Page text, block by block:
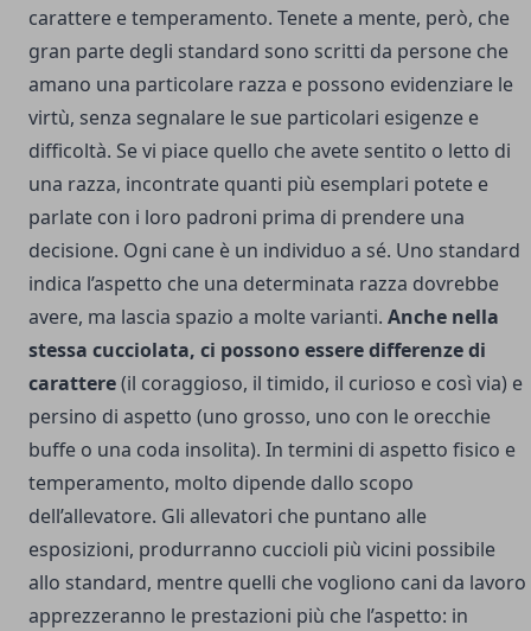
carattere e temperamento. Tenete a mente, però, che
gran parte degli standard sono scritti da persone che
amano una particolare razza e possono evidenziare le
virtù, senza segnalare le sue particolari esigenze e
difficoltà. Se vi piace quello che avete sentito o letto di
una razza, incontrate quanti più esemplari potete e
parlate con i loro padroni prima di prendere una
decisione. Ogni cane è un individuo a sé. Uno standard
indica l’aspetto che una determinata razza dovrebbe
avere, ma lascia spazio a molte varianti. Anche nella
stessa cucciolata, ci possono essere differenze di
carattere(il coraggioso, il timido, il curioso e così via) e
persino di aspetto (uno grosso, uno con le orecchie
buffe o una coda insolita). In termini di aspetto fisico e
temperamento, molto dipende dallo scopo
dell’allevatore. Gli allevatori che puntano alle
esposizioni, produrranno cuccioli più vicini possibile
allo standard, mentre quelli che vogliono cani da lavoro
apprezzeranno le prestazioni più che l’aspetto: in